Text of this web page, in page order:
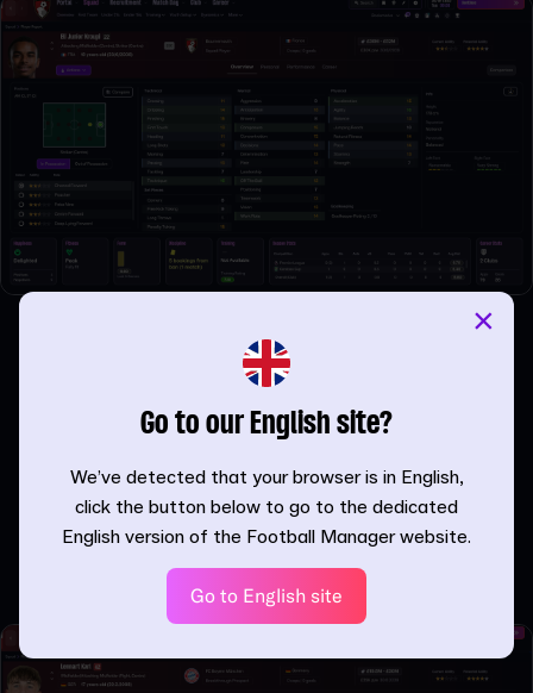
Lennart Karl（FC Bayern München）
FC Bayern MünchenのUEFAチャンピオンズリーグで大き
応え、欧州屈指の強豪相手にも堂々としたプレーを披露し
ました。その活躍を受け、現在能力が大幅に上昇。
卓越したボールコントロールが反映されています。
Go to our English site?
We’ve detected that your browser is in English,
click the button below to go to the dedicated
English version of the Football Manager website.
Go to English site
×